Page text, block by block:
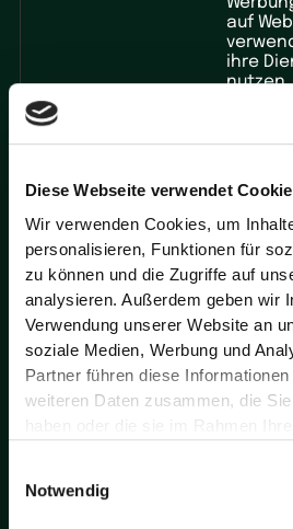
Diese Webseite verwendet
Wir verwenden Cookies, um
personalisieren, Funktionen für
zu können und die Zugriffe auf
analysieren. Außerdem geben wir
Verwendung unserer Website an
soziale Medien, Werbung und
Partner führen diese
weiteren Daten zusammen, die
Cookies, wenn Sie unsere
Notwendig
auf
ihre
nutzen.
_gcl_ls
dient
_li_id.# Leadinfo
Verfolgt